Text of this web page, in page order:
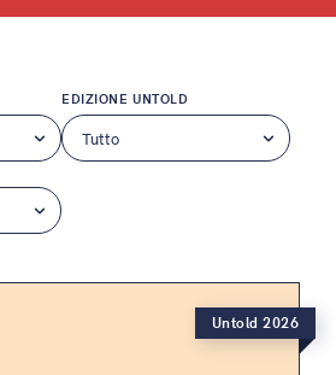
EDIZIONE UNTOLD
Untold 2026